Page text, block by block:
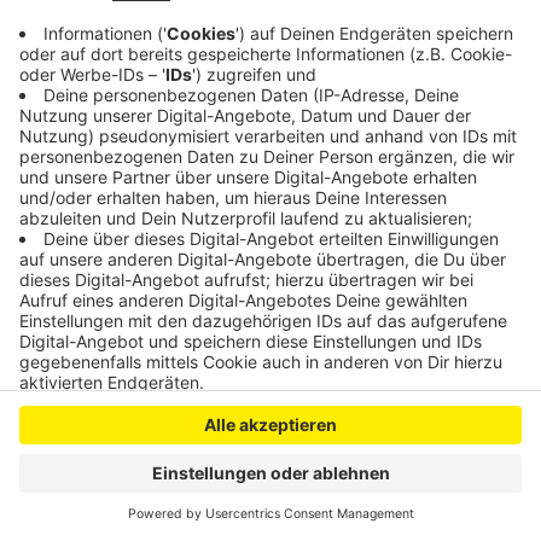
Anzeige
Anzeige
Anzeige